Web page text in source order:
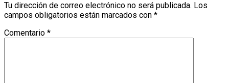
Tu dirección de correo electrónico no será publicada. Los
campos obligatorios están marcados con *
Comentario *